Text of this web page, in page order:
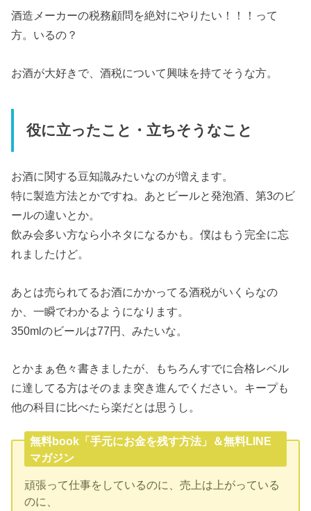
酒造メーカーの税務顧問を絶対にやりたい！！！って
方。いるの？
お酒が大好きで、酒税について興味を持てそうな方。
役に立ったこと・立ちそうなこと
お酒に関する豆知識みたいなのが増えます。
特に製造方法とかですね。あとビールと発泡酒、第3のビ
ールの違いとか。
飲み会多い方なら小ネタになるかも。僕はもう完全に忘
れましたけど。
あとは売られてるお酒にかかってる酒税がいくらなの
か、一瞬でわかるようになります。
350mlのビールは77円、みたいな。
とかまぁ色々書きましたが、もちろんすでに合格レベル
に達してる方はそのまま突き進んでください。キープも
他の科目に比べたら楽だとは思うし。
無料book「手元にお金を残す方法」＆無料LINE
マガジン
頑張って仕事をしているのに、売上は上がっている
のに、